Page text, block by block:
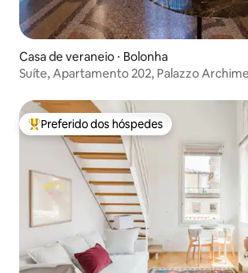
Casa de veraneio ⋅ Bolonha
Suíte, Apartamento 202, Palazzo
Entre os melhores preferidos dos
Preferido dos hóspedes